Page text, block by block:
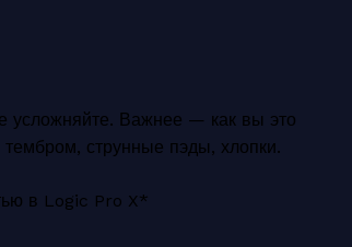
усложняйте. Важнее — как вы это
струнные пэды, хлопки.
в Logic Pro X*